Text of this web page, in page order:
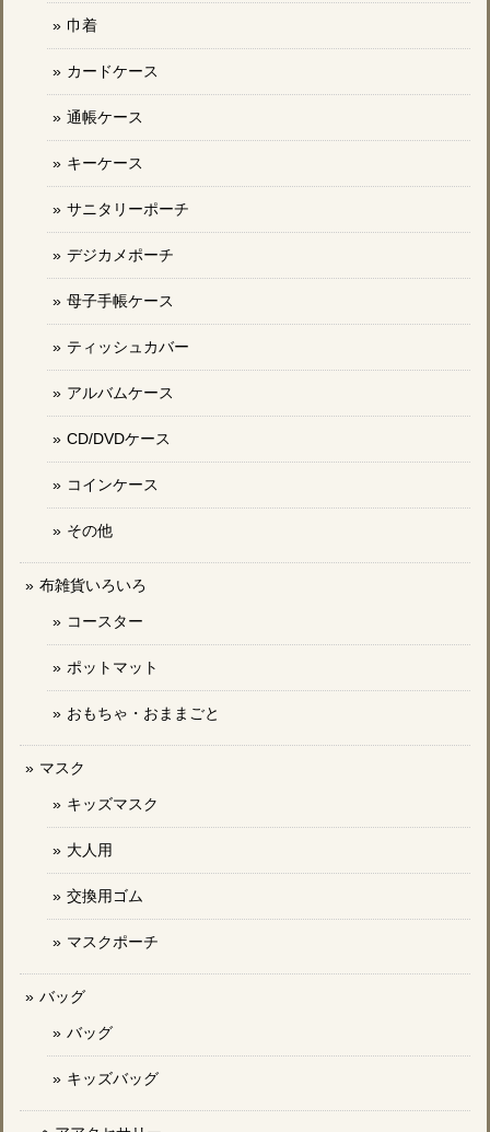
巾着
カードケース
通帳ケース
キーケース
サニタリーポーチ
デジカメポーチ
母子手帳ケース
ティッシュカバー
アルバムケース
CD/DVDケース
コインケース
その他
布雑貨いろいろ
コースター
ポットマット
おもちゃ・おままごと
マスク
キッズマスク
大人用
交換用ゴム
マスクポーチ
バッグ
バッグ
キッズバッグ